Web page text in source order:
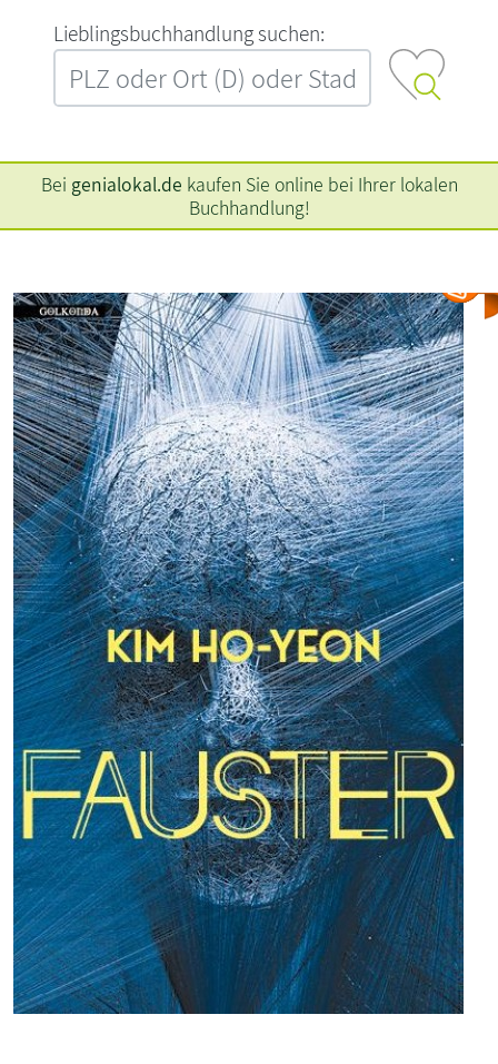
L‍i‍e‍b‍l‍i‍n‍g‍s‍b‍u‍c‍h‍h‍a‍n‍d‍l‍u‍n‍g‍ ‍s‍u‍c‍h‍e‍n‍:‍
Bei genialokal.de kaufen Sie online bei Ihrer lokalen
Buchhandlung!